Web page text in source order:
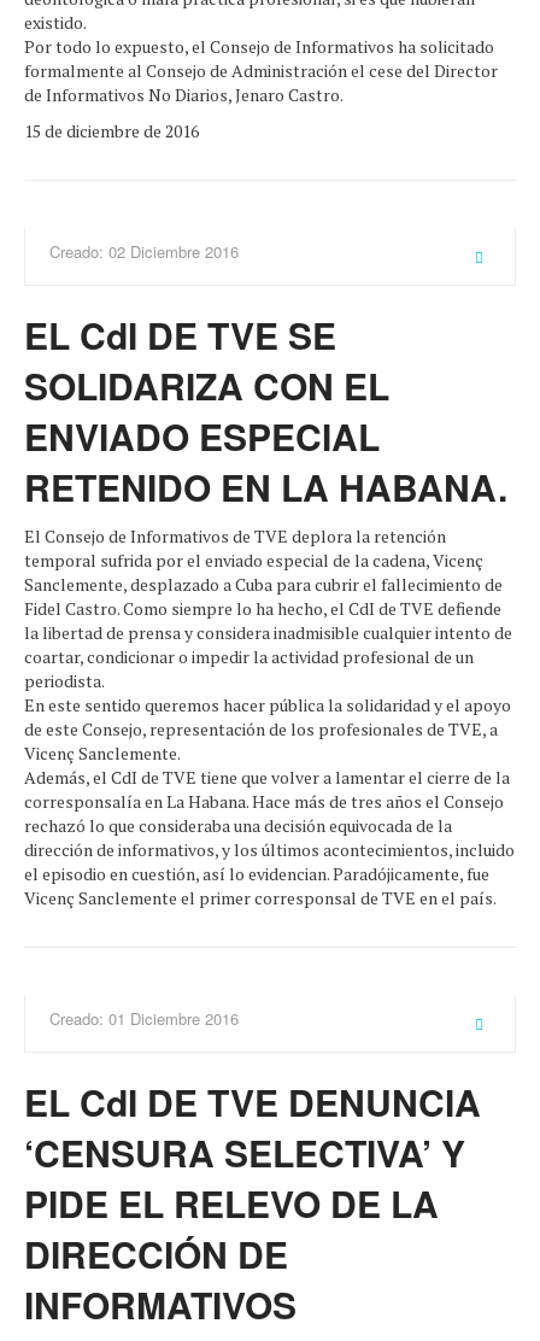
existido.
Por todo lo expuesto, el Consejo de Informativos ha solicitado
formalmente al Consejo de Administración el cese del Director
de Informativos No Diarios, Jenaro Castro.
15 de diciembre de 2016
Creado: 02 Diciembre 2016
EL CdI DE TVE SE
SOLIDARIZA CON EL
ENVIADO ESPECIAL
RETENIDO EN LA HABANA.
El Consejo de Informativos de TVE deplora la retención
temporal sufrida por el enviado especial de la cadena, Vicenç
Sanclemente, desplazado a Cuba para cubrir el fallecimiento de
Fidel Castro. Como siempre lo ha hecho, el CdI de TVE defiende
la libertad de prensa y considera inadmisible cualquier intento de
coartar, condicionar o impedir la actividad profesional de un
periodista.
En este sentido queremos hacer pública la solidaridad y el apoyo
de este Consejo, representación de los profesionales de TVE, a
Vicenç Sanclemente.
Además, el CdI de TVE tiene que volver a lamentar el cierre de la
corresponsalía en La Habana. Hace más de tres años el Consejo
rechazó lo que consideraba una decisión equivocada de la
dirección de informativos, y los últimos acontecimientos, incluido
el episodio en cuestión, así lo evidencian. Paradójicamente, fue
Vicenç Sanclemente el primer corresponsal de TVE en el país.
Creado: 01 Diciembre 2016
EL CdI DE TVE DENUNCIA
‘CENSURA SELECTIVA’ Y
PIDE EL RELEVO DE LA
DIRECCIÓN DE
INFORMATIVOS